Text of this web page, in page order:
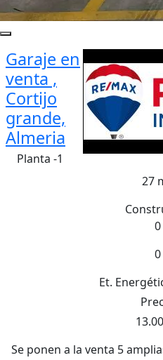
Garaje en
venta ,
Cortijo
grande,
Almeria
Planta -1
27
0
0
Et.
Se ponen a la venta 5